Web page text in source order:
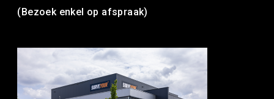
(Bezoek enkel op afspraak)